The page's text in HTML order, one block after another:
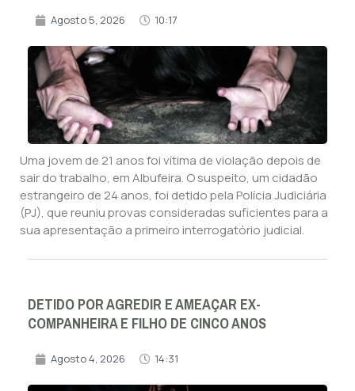
Agosto 5, 2026 10:17
Uma jovem de 21 anos foi vítima de violação depois de
sair do trabalho, em Albufeira. O suspeito, um cidadão
estrangeiro de 24 anos, foi detido pela Polícia Judiciária
(PJ), que reuniu provas consideradas suficientes para a
sua apresentação a primeiro interrogatório judicial.
DETIDO POR AGREDIR E AMEAÇAR EX-
COMPANHEIRA E FILHO DE CINCO ANOS
Agosto 4, 2026 14:31